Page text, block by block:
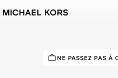
EN
NE PASSEZ PAS À